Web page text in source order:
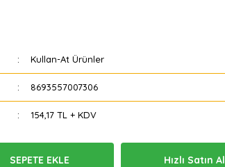
Kullan-At Ürünler
8693557007306
154,17 TL + KDV
SEPETE EKLE Hızlı Satın Al